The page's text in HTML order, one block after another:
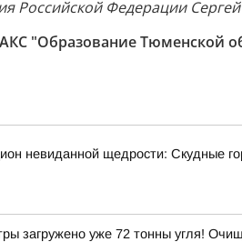
Российской Федерации
"Образование Тюменской
невиданной щедрости: Скудные
загружено уже 72 тонны угля!